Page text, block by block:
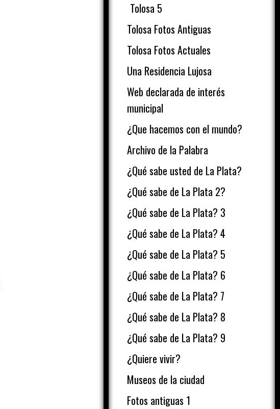
Tolosa 5
Tolosa Fotos Antiguas
Tolosa Fotos Actuales
Una Residencia Lujosa
Web declarada de interés
municipal
¿Que hacemos con el mundo?
Archivo de la Palabra
¿Qué sabe usted de La Plata?
¿Qué sabe de La Plata 2?
¿Qué sabe de La Plata? 3
¿Qué sabe de La Plata? 4
¿Qué sabe de La Plata? 5
¿Qué sabe de La Plata? 6
¿Qué sabe de La Plata? 7
¿Qué sabe de La Plata? 8
¿Qué sabe de La Plata? 9
¿Quiere vivir?
Museos de la ciudad
Fotos antiguas 1